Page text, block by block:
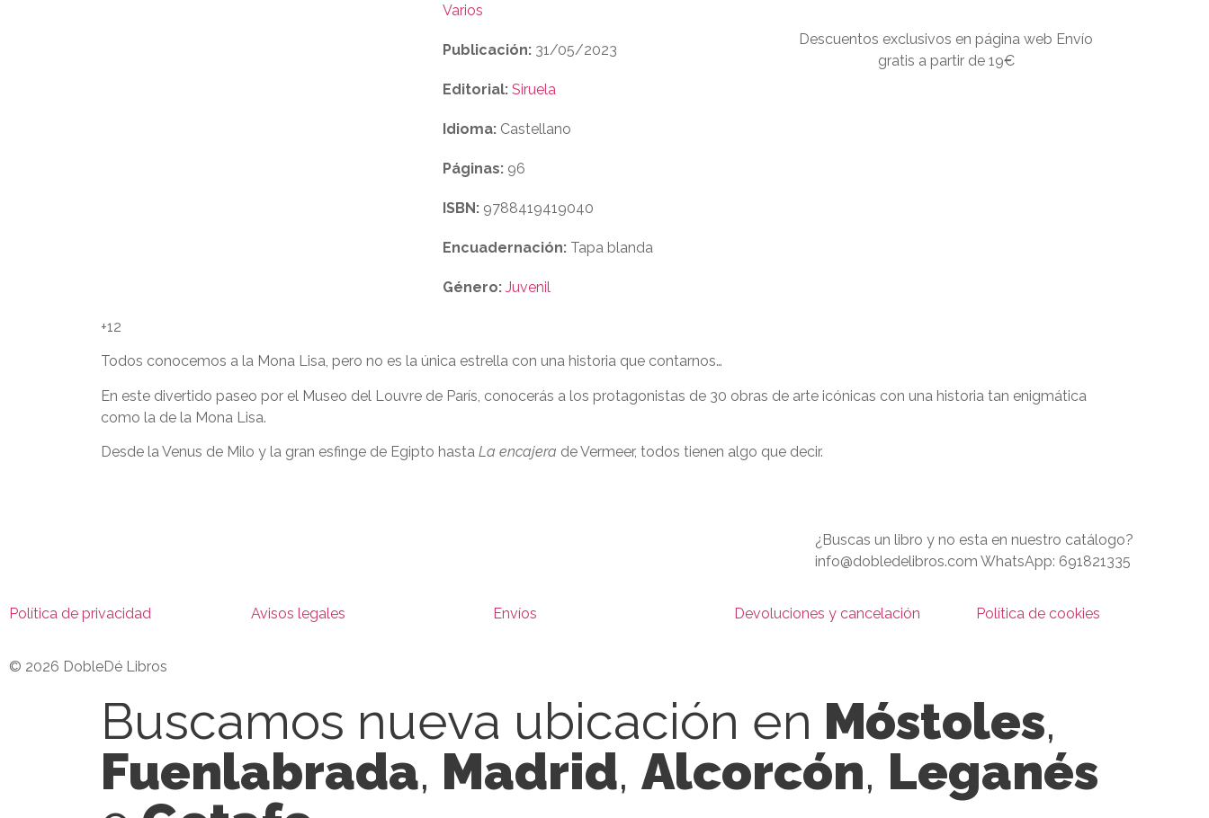
Varios
Publicación:31/05/2023
Editorial: Siruela
Idioma:Castellano
Páginas:96
ISBN:9788419419040
Encuadernación:Tapa blanda
Género: Juvenil
Descuentos exclusivos en página web Envío
gratis a partir de 19€
+12
Todos conocemos a la Mona Lisa, pero no es la única estrella con una historia que contarnos…
En este divertido paseo por el Museo del Louvre de París, conocerás a los protagonistas de 30 obras de arte icónicas con una historia tan enigmática
como la de la Mona Lisa.
Desde la Venus de Milo y la gran esfinge de Egipto hasta La encajera de Vermeer, todos tienen algo que decir.
¿Buscas un libro y no esta en nuestro catálogo?
info@dobledelibros.com WhatsApp: 691821335
Política de privacidad Avisos legales Envíos Devoluciones y cancelación Política de cookies
© 2026 DobleDé Libros
Buscamos nueva ubicación en Móstoles,
Fuenlabrada, Madrid, Alcorcón, Leganés